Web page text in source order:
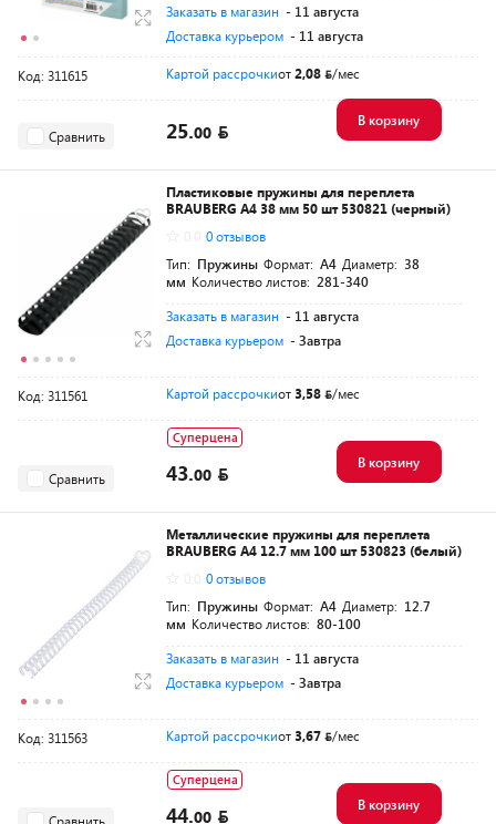
Заказать в магазин - 11 августа
Доставка курьером - 11 августа
Код: 311615 Картой рассрочкиот2,08 /мес
Сравнить 25.00
В корзину
Пластиковые пружины для переплета
BRAUBERG A4 38 мм 50 шт 530821 (черный)
0 отзывов
Тип: Пружины Формат: A4 Диаметр: 38
мм Количество листов: 281-340
Заказать в магазин - 11 августа
Доставка курьером - Завтра
Код: 311561 Картой рассрочкиот3,58 /мес
Сравнить
Суперцена
43.00
В корзину
Металлические пружины для переплета
BRAUBERG A4 12.7 мм 100 шт 530823 (белый)
0 отзывов
Тип: Пружины Формат: A4 Диаметр: 12.7
мм Количество листов: 80-100
Заказать в магазин - 11 августа
Доставка курьером - Завтра
Код: 311563 Картой рассрочкиот3,67 /мес
Сравнить
Суперцена
44.00
В корзину